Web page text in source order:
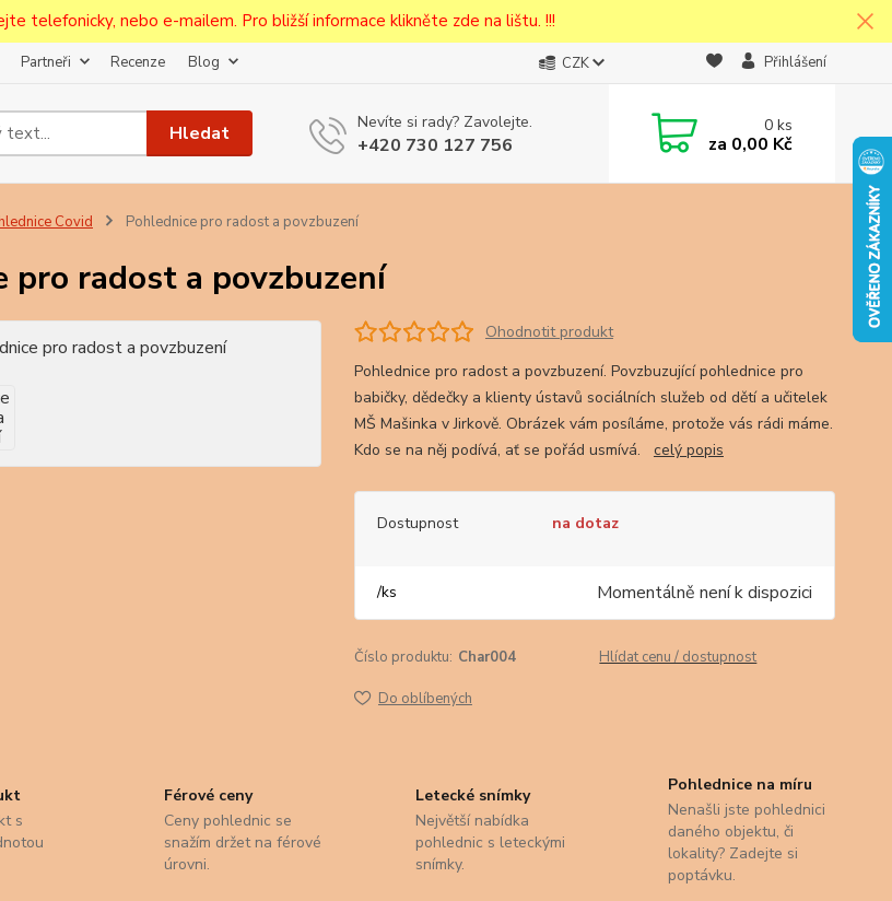
telefonicky, nebo e-mailem. Pro bližší informace klikněte zde na lištu. !!!
Partneři Recenze Blog CZK Přihlášení
Hledat Nevíte si rady? Zavolejte.
+420 730 127 756
0ks
za 0,00 Kč
Covid Pohlednice pro radost a povzbuzení
pro radost a povzbuzení
Ohodnotit produkt
Pohlednice pro radost a povzbuzení. Povzbuzující pohlednice pro
babičky, dědečky a klienty ústavů sociálních služeb od dětí a učitelek
MŠ Mašinka v Jirkově. Obrázek vám posíláme, protože vás rádi máme.
Kdo se na něj podívá, ať se pořád usmívá. celý popis
Dostupnost na dotaz
/ks Momentálně není k dispozici
Číslo produktu: Char004 Hlídat cenu / dostupnost
Do oblíbených
s
Férové ceny
Ceny pohlednic se
snažím držet na férové
úrovni.
Letecké snímky
Největší nabídka
pohlednic s leteckými
snímky.
Pohlednice na míru
Nenašli jste pohlednici
daného objektu, či
lokality? Zadejte si
poptávku.
zaregistrování nastavena sleva, případně upravena cena v
první objednávce.
se zpracováním osobních údajů